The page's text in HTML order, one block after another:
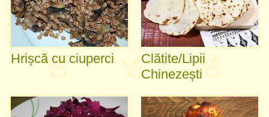
Hrișcă cu ciuperci
Clătite/Lipii
Chinezești